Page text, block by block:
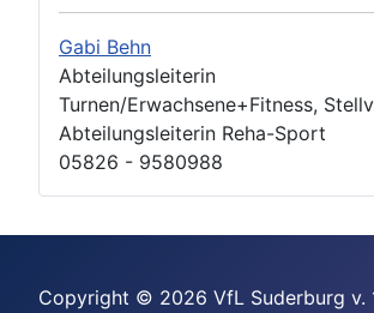
Gabi Behn
Abteilungsleiterin
Turnen/Erwachsene+Fitness,
Abteilungsleiterin Reha-Sport
05826 - 9580988
Copyright © 2026 VfL Suderburg v.